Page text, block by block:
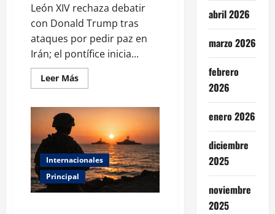
León XIV rechaza debatir
con Donald Trump tras
ataques por pedir paz en
Irán; el pontífice inicia...
Leer MásLeer
más
Guerra
declaraciones:
El
papa
León
XIV
y
Trump
chocan
Internacionales
Principal
abril 2026
marzo 2026
febrero
2026
enero 2026
diciembre
2025
noviembre
2025